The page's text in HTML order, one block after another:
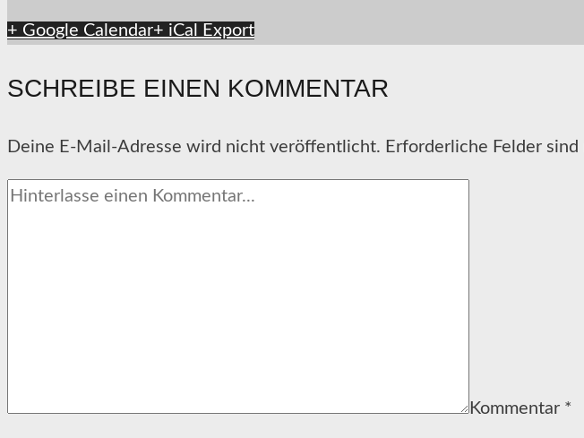
+ Google Calendar+ iCal Export
SCHREIBE EINEN KOMMENTAR
Deine E-Mail-Adresse wird nicht veröffentlicht. Erforderliche Felder sind
Kommentar *